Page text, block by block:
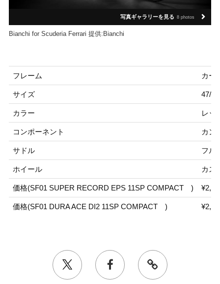
写真ギャラリーを見る 8 photos
Bianchi for Scuderia Ferrari 提供:Bianchi
フレーム カー
サイズ 47/
カラー レッ
コンポーネント カン
サドル フル
ホイール カス
価格(SF01 SUPER RECORD EPS 11SP COMPACT )
価格(SF01 DURA ACE DI2 11SP COMPACT )